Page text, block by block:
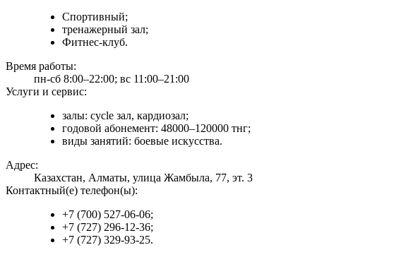
Спортивный;
тренажерный зал;
Фитнес-клуб.
Время работы:
пн-сб 8:00–22:00; вс 11:00–21:00
Услуги и сервис:
залы: cycle зал, кардиозал;
годовой абонемент: 48000–120000 тнг;
виды занятий: боевые искусства.
Адрес:
Казахстан, Алматы, улица Жамбыла, 77, эт. 3
Контактный(е) телефон(ы):
+7 (700) 527-06-06;
+7 (727) 296-12-36;
+7 (727) 329-93-25.